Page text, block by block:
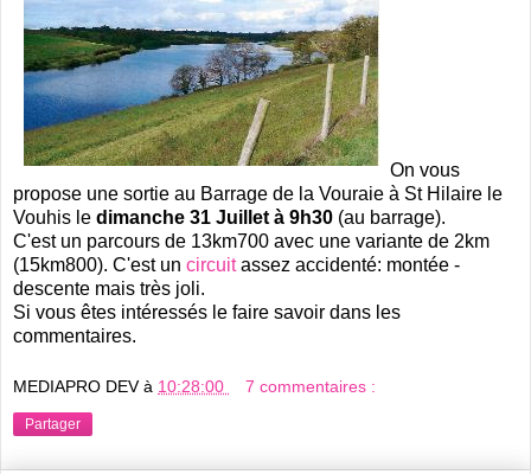
On vous
propose une sortie au Barrage de la Vouraie à St Hilaire le
Vouhis le dimanche 31 Juillet à 9h30 (au barrage).
C'est un parcours de 13km700 avec une variante de 2km
(15km800). C'est un circuitassez accidenté: montée -
descente mais très joli.
Si vous êtes intéressés le faire savoir dans les
commentaires.
MEDIAPRO DEVà 10:28:00 7 commentaires :
Partager